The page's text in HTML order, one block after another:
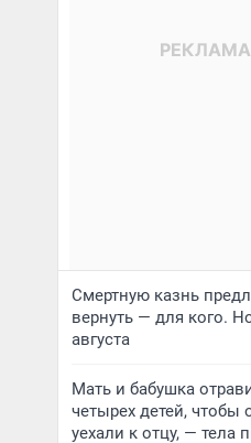
Смертную казнь
вернуть — для кого.
августа
Мать и бабушка
четырех детей, чтобы
уехали к отцу, — тела